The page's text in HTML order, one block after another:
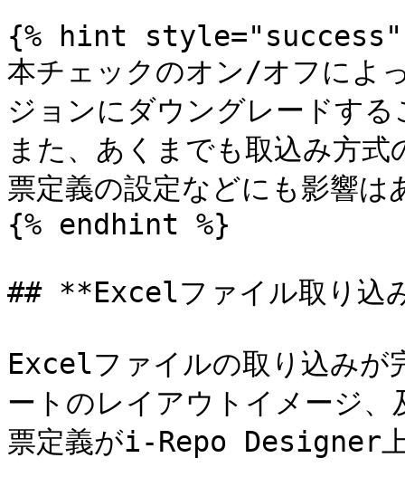
{% hint style="success"
本チェックのオン/オフによ
ジョンにダウングレードす
また、あくまでも取込み方
票定義の設定などにも影響は
{% endhint %}
## **Excelファイル取り込
Excelファイルの取り込みが
ートのレイアウトイメージ
票定義がi-Repo Designer上